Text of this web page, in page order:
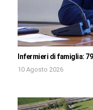
Infermieri di famiglia:
10 Agosto 2026